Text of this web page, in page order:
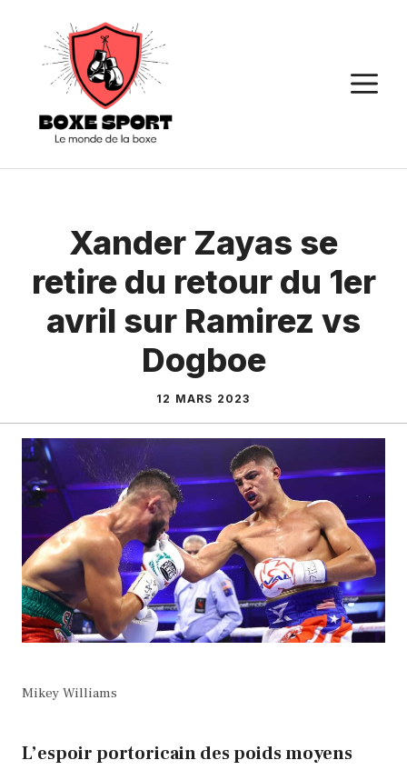
contenu
Xander Zayas se
retire du retour du 1er
avril sur Ramirez vs
Dogboe
12 MARS 2023
Mikey Williams
L’espoir portoricain des poids moyens